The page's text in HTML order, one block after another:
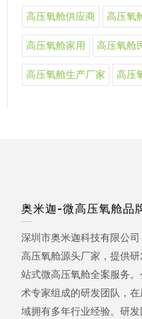
高压氧舱供应商 高压氧
高压氧舱家用 高压氧舱
高压氧舱生产厂家 高压
奥米迦-微高压氧舱品
深圳市奥米迦科技有限公
高压氧舱源头厂家，提供
站式微高压氧舱全案服务
术专家组成的研发团队，
域拥有多年行业经验。研